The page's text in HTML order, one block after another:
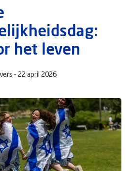
het leven
- 22 april 2026